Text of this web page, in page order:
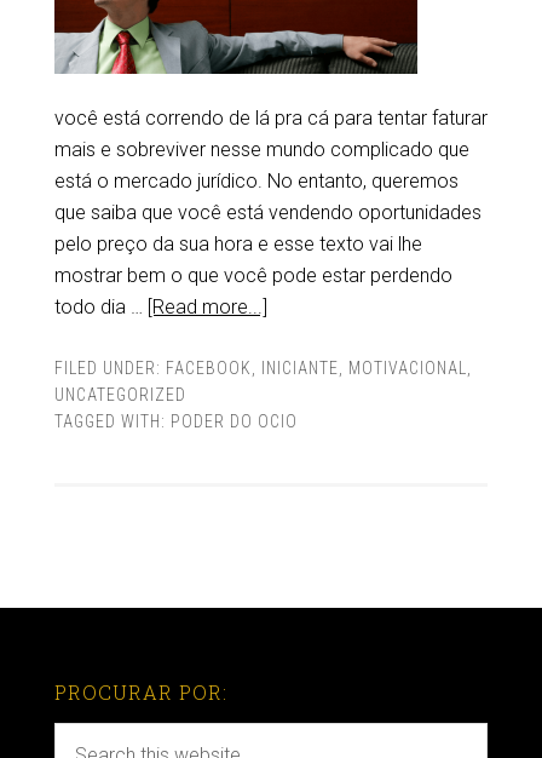
você está correndo de lá pra cá para tentar faturar
mais e sobreviver nesse mundo complicado que
está o mercado jurídico. No entanto, queremos
que saiba que você está vendendo oportunidades
pelo preço da sua hora e esse texto vai lhe
mostrar bem o que você pode estar perdendo
todo dia … [Read more...]
FILED UNDER: FACEBOOK INICIANTE MOTIVACIONAL
UNCATEGORIZED
TAGGED WITH: PODER DO OCIO
PROCURAR POR: